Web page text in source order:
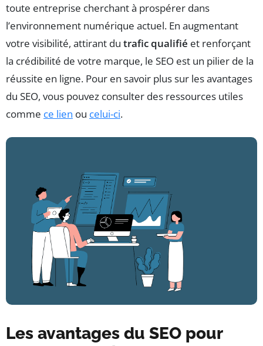
toute entreprise cherchant à prospérer dans
l’environnement numérique actuel. En augmentant
votre visibilité, attirant du trafic qualifié et renforçant
la crédibilité de votre marque, le SEO est un pilier de la
réussite en ligne. Pour en savoir plus sur les avantages
du SEO, vous pouvez consulter des ressources utiles
comme ce lien ou celui-ci.
Les avantages du SEO pour